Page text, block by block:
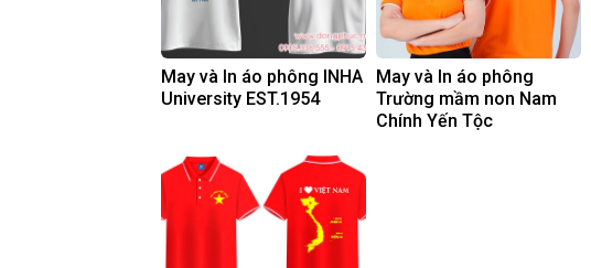
May và In áo phông INHA
University EST.1954
May và In áo phông
Trường mầm non Nam
Chính Yến Tộc